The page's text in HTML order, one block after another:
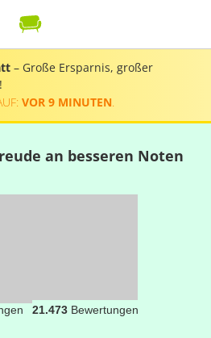
– Große Ersparnis, großer
VOR 9 MINUTEN
an besseren Noten
21.473Bewertungen